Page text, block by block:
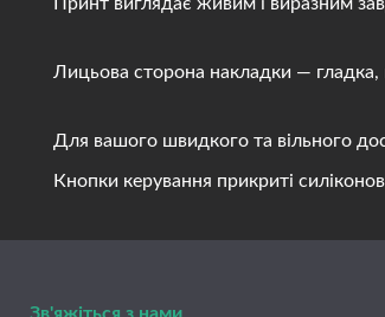
Лицьова сторона накладки — гладка,
Для вашого швидкого та вільного
Кнопки керування прикриті